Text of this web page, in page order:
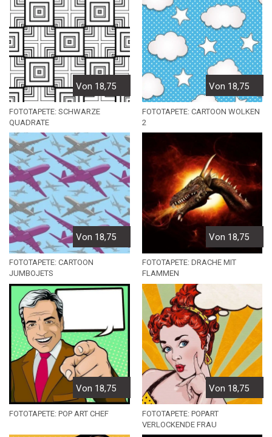
Von 18,75
FOTOTAPETE: SCHWARZE
QUADRATE
Von 18,75
FOTOTAPETE: CARTOON WOLKEN
2
Von 18,75
FOTOTAPETE: CARTOON
JUMBOJETS
Von 18,75
FOTOTAPETE: DRACHE MIT
FLAMMEN
Von 18,75
FOTOTAPETE: POP ART CHEF
Von 18,75
FOTOTAPETE: POPART
VERLOCKENDE FRAU